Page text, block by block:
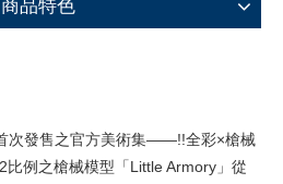
商品特色
次發售之官方美術集——!!全彩×槍械
比例之槍械模型「Little Armory」從